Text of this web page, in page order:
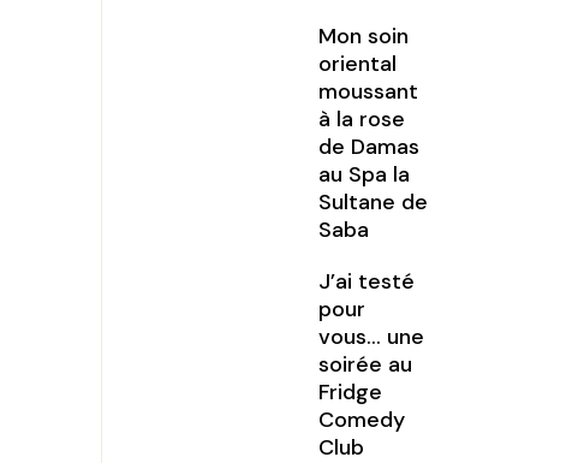
Mon soin
oriental
moussant
à la rose
de Damas
au Spa la
Sultane de
Saba
J’ai testé
pour
vous… une
soirée au
Fridge
Comedy
Club